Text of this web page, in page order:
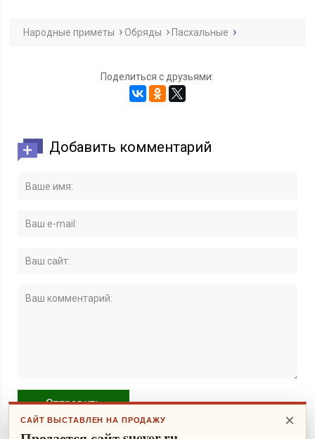
Народные приметы Обряды Пасхальные
Поделиться с друзьями:
Добавить комментарий
×
САЙТ ВЫСТАВЛЕН НА ПРОДАЖУ